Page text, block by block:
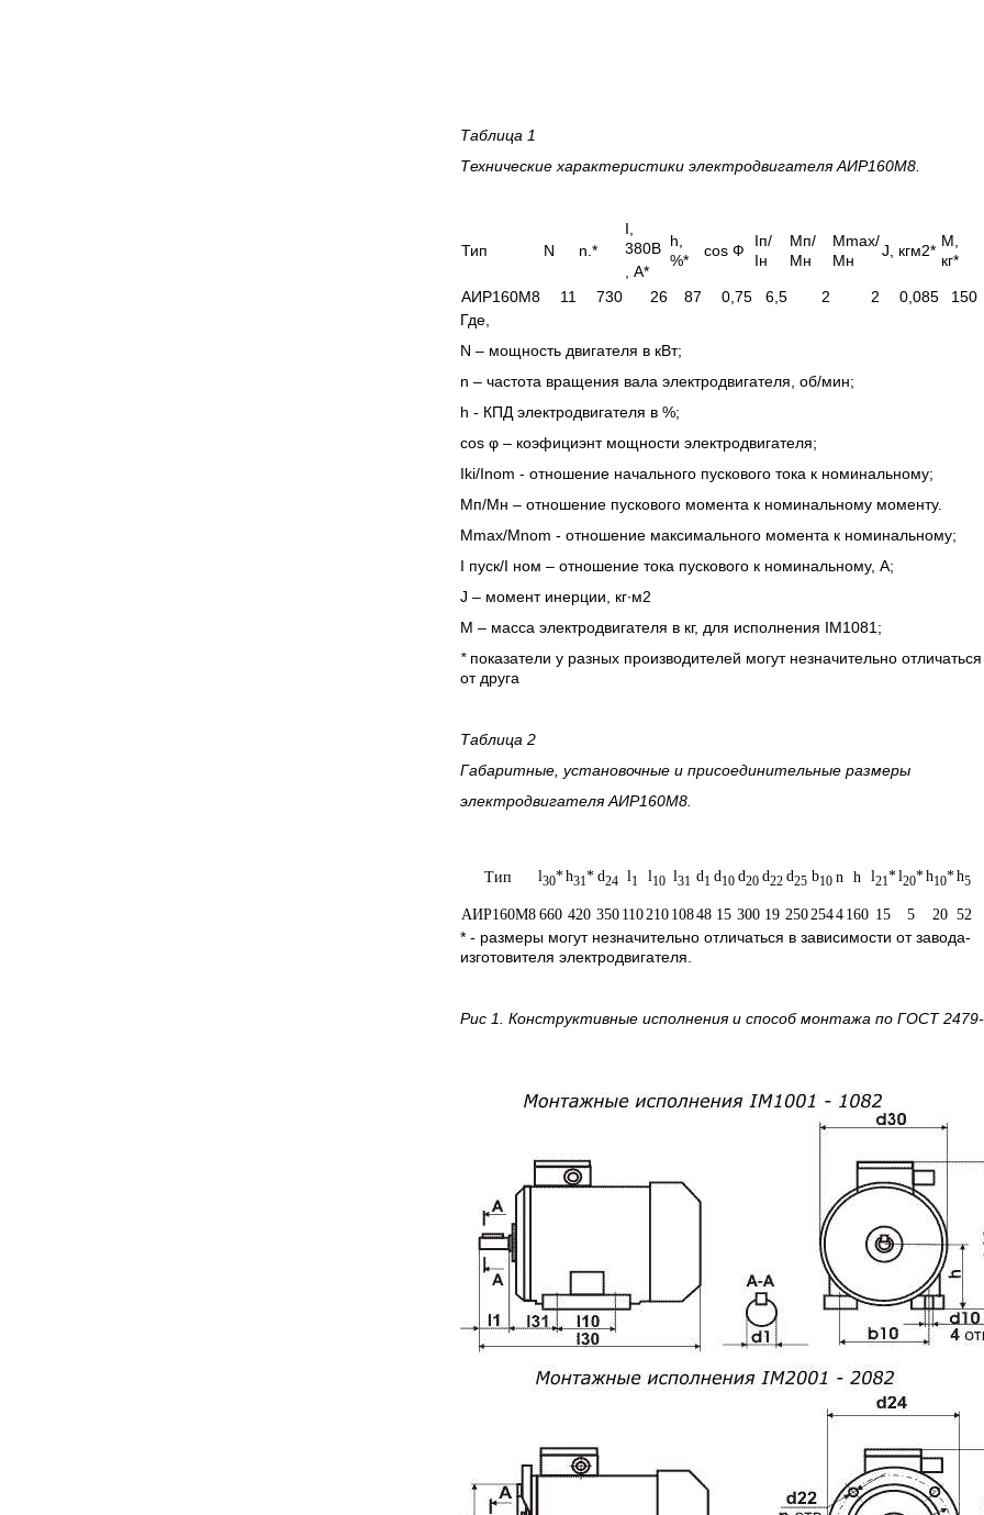
Таблица 1
Технические характеристики электродвигателя АИР160М8.
Тип N n.*
I,
380В h,
%*
cos Ф
Iп/
Iн
Мп/
Мн
Мmax/
Мн
J, кгм2*
M,
кг*
, А*
АИР160М8
11 730 26 87 0,75 6,5 2 2 0,085
150
Где,
N – мощность двигателя в кВт;
n – частота вращения вала электродвигателя, об/мин;
h - КПД электродвигателя в %;
cos φ – коэфициэнт мощности электродвигателя;
Iki/Inom - отношение начального пускового тока к номинальному;
Мп/Мн – отношение пускового момента к номинальному моменту.
Mmax/Mnom - отношение максимального момента к номинальному;
I пуск/I ном – отношение тока пускового к номинальному, А;
J – момент инерции, кг∙м2
М – масса электродвигателя в кг, для исполнения IM1081;
*показатели у разных производителей могут незначительно отличаться
от друга
Таблица 2
Габаритные, установочные и присоединительные размеры
электродвигателя АИР160М8.
Тип l30*h31* d24 l1 l10 l31 d1 d10 d20 d22 d25 b10 n h l21*l20*h10*h5
АИР160М8 660 420 350 110210 10848 15 300 19 2502544 160 15 5 20 52
* - размеры могут незначительно отличаться в зависимости от завода-
изготовителя электродвигателя.
Рис 1. Конструктивные исполнения и способ монтажа по ГОСТ 2479-